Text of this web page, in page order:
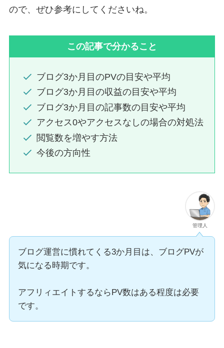
ので、ぜひ参考にしてくださいね。
この記事で分かること
ブログ3か月目のPVの目安や平均
ブログ3か月目の収益の目安や平均
ブログ3か月目の記事数の目安や平均
アクセス0やアクセスなしの場合の対処法
閲覧数を増やす方法
今後の方向性
管理人
ブログ運営に慣れてくる3か月目は、ブログPVが
気になる時期です。
アフリィエイトするならPV数はある程度は必要
です。